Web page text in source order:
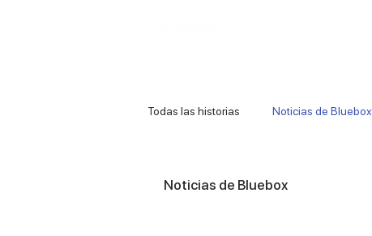
Todas las historias Noticias de Bluebox
Noticias de Bluebox